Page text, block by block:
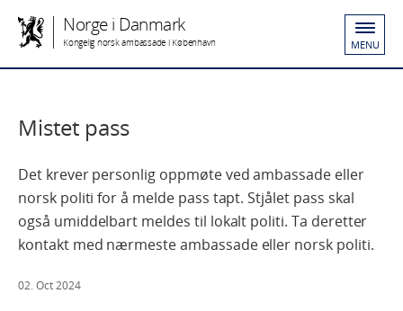
Norge i Danmark
Kongelig norsk ambassade i København MENU
Mistet pass
Det krever personlig oppmøte ved ambassade eller
norsk politi for å melde pass tapt. Stjålet pass skal
også umiddelbart meldes til lokalt politi. Ta deretter
kontakt med nærmeste ambassade eller norsk politi.
02. Oct 2024